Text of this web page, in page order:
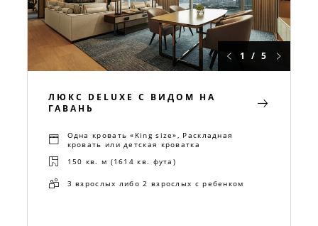
1 / 5
ЛЮКС DELUXE С ВИДОМ НА
ГАВАНЬ
Одна кровать «King size», Раскладная
кровать или детская кроватка
150 кв. м (1614 кв. фута)
3 взрослых либо 2 взрослых с ребенком